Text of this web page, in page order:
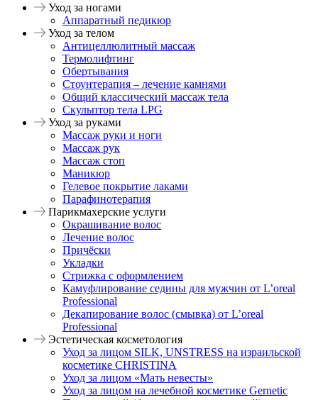
Уход за ногами
Аппаратный педикюр
Уход за телом
Антицеллюлитный массаж
Термолифтинг
Обертывания
Стоунтерапия – лечение камнями
Общий классический массаж тела
Скульптор тела LPG
Уход за руками
Массаж руки и ноги
Массаж рук
Массаж стоп
Маникюр
Гелевое покрытие лаками
Парафинотерапия
Парикмахерские услуги
Окрашивание волос
Лечение волос
Причёски
Укладки
Стрижка с оформлением
Камуфлирование седины для мужчин от L’oreal
Professional
Декапирование волос (смывка) от L’oreal
Professional
Эстетическая косметология
Уход за лицом SILK, UNSTRESS на израильской
косметике CHRISTINA
Уход за лицом «Мать невесты»
Уход за лицом на лечебной косметике Gernetic